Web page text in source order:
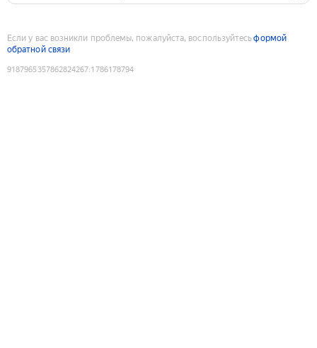
Если у вас возникли проблемы, пожалуйста, воспользуйтесьформой
обратной связи
9187965357862824267:1786178794